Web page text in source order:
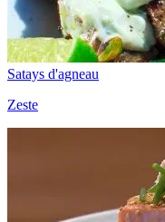
Satays d'agneau
Zeste